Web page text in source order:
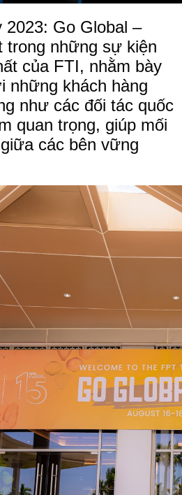
2023: Go Global –
trong những sự kiện
của FTI, nhằm bày
những khách hàng
như các đối tác quốc
quan trọng, giúp mối
các bên vững